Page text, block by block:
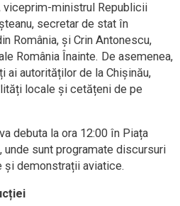
viceprim-ministrul Republicii
secretar de stat în
România, și Crin Antonescu,
România Înainte. De asemenea,
ai autorităților de la Chișinău,
locale și cetățeni de pe
debuta la ora 12:00 în Piața
unde sunt programate discursuri
demonstrații aviatice.